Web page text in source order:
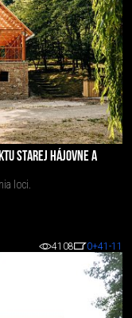
STAREJ HÁJOVNE A
loci.
4108 0+41 -11